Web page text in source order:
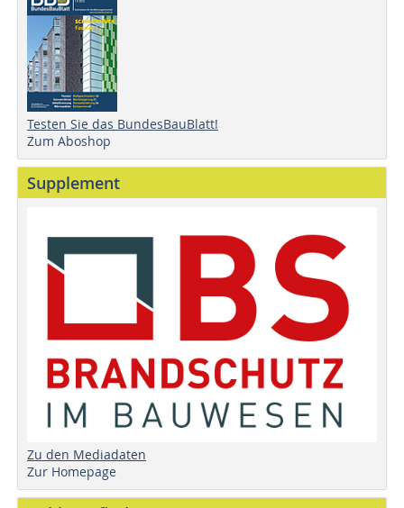
Testen Sie das BundesBauBlatt!
Zum Aboshop
Supplement
Zu den Mediadaten
Zur Homepage